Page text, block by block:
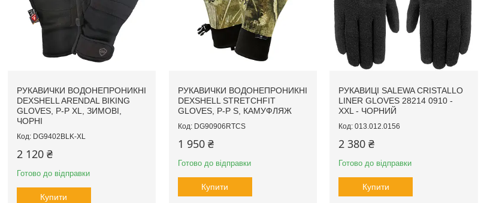
РУКАВИЧКИ ВОДОНЕПРОНИКНІ
DEXSHELL ARENDAL BIKING
GLOVES, P-P XL, ЗИМОВІ,
ЧОРНІ
DG9402BLK-XL
2 120 ₴
Готово до відправки
Купити
РУКАВИЧКИ ВОДОНЕПРОНИКНІ
DEXSHELL STRETCHFIT
GLOVES, P-P S, КАМУФЛЯЖ
DG90906RTCS
1 950 ₴
Готово до відправки
Купити
РУКАВИЦІ SALEWA CRISTALLO
LINER GLOVES 28214 0910 -
XXL - ЧОРНИЙ
013.012.0156
2 380 ₴
Готово до відправки
Купити